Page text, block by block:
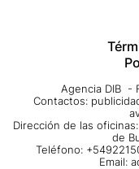
Agencia DIB -
Contactos:
Dirección de las
de
Teléfono:
Email: